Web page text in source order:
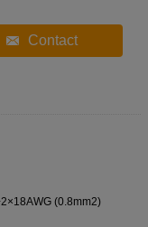
Contact
(0.8mm2)